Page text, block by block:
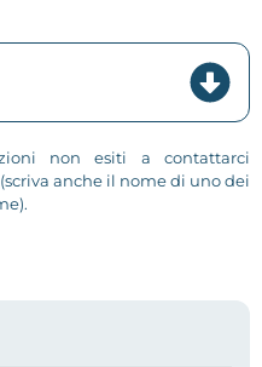
non esiti a contattarci
anche il nome di uno dei